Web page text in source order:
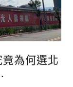
為何選北